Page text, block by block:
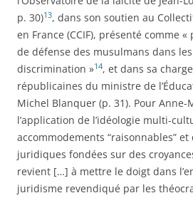
p. 30)13, dans son soutien au
en France (CCIF), présenté comme
de défense des musulmans dans
discrimination »14, et dans sa
républicaines du ministre de
Michel Blanquer (p. 31). Pour Anne-
l’application de l’idéologie multi-
accommodements “raisonnables”
juridiques fondées sur des
revient […] à mettre le doigt dans
juridisme revendiqué par les